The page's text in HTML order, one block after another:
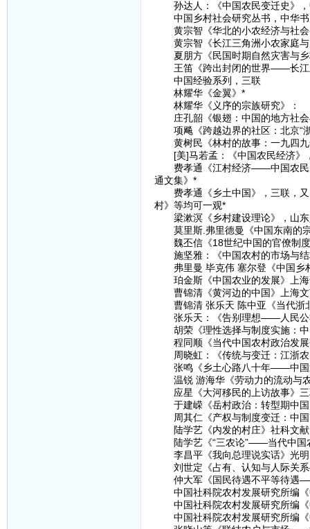
孙达人：《中国农民变迁史》，
中国乡村社会研究丛书，中华书
黄宗智《华北的小农经济与社会
黄宗智《长江三角洲小农家庭与
夏朋方《民国时期自然灾害与乡
王笛《跨出封闭的世界——长江
中国经验系列，三联
林耀华《金翼》*
林耀华《义序的宗族研究》：
庄孔韶《银翅：中国的地方社会
项飚《跨越边界的社区：北京“
黄树民《林村的故事：一九四九
[美]马若孟：《中国农民经济》
费孝通《江村经济——中国农民的
通文集》*
费孝通《乡土中国》，三联，又
村》等均可一观*
梁漱溟《乡村建设理论》，山东
莫里斯.弗里德曼《中国东南的
魏丕信《18世纪中国的官僚制度
施坚雅：《中国农村的市场与结
弗里曼 毕克伟 塞尔登《中国乡
珀金斯《中国农业的发展》上海
曹锦清《黄河边的中国》上海文
曹锦清 张乐天 陈中亚《当代浙
张乐天：《告别理想——人民公
胡荣《理性选择与制度实施：中
程同顺《当代中国农村政治发展
周晓虹：《传统与变迁：江浙农
张鸣《乡土心路八十年——中国
温锐 游海华《劳动力的流动与
应星《大河移民的上访故事》三
于建嵘《岳村政治：转型期中国
周其仁《产权与制度变迁：中国
陆学艺《内发的村庄》社科文献
陆学艺《“三农论”——当代中国
李昌平《我向总理说实话》光明
刘世定《占有、认知与人际关系
仲大军《国民待遇不平等待遇
中国社科院农村发展研究所编《
中国社科院农村发展研究所编《
中国社科院农村发展研究所编《